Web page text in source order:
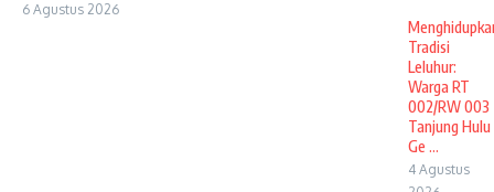
6 Agustus 2026
Tradisi
Leluhur:
Warga RT
002/RW 003
Tanjung Hulu
Ge ...
4 Agustus